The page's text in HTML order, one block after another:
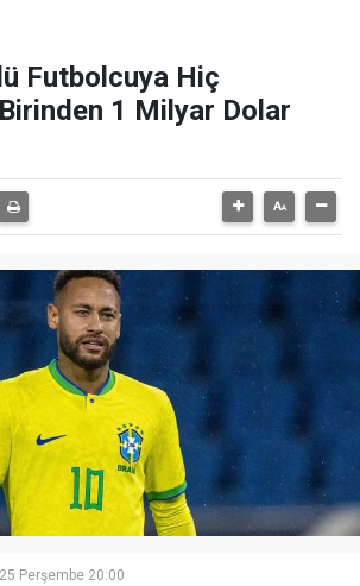
Futbolcuya Hiç
Birinden 1 Milyar Dolar
Perşembe 20:00